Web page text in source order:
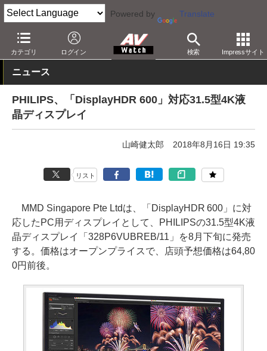
Powered by Translate
カテゴリ ログイン 検索 Impressサイト
AV Watch 製品 ディスプレイ
ニュース
PHILIPS、「DisplayHDR 600」対応31.5型4K液
晶ディスプレイ
山崎健太郎 2018年8月16日 19:35
リスト
MMD Singapore Pte Ltdは、「DisplayHDR 600」に対
応したPC用ディスプレイとして、PHILIPSの31.5型4K液
晶ディスプレイ「328P6VUBREB/11」を8月下旬に発売
する。価格はオープンプライスで、店頭予想価格は64,80
0円前後。